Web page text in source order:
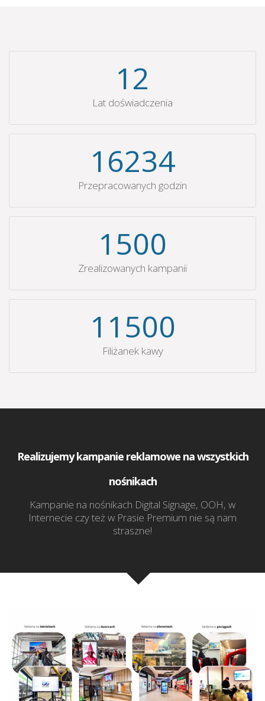
12
Lat doświadczenia
16234
Przepracowanych godzin
1500
Zrealizowanych kampanii
11500
Filiżanek kawy
Realizujemy kampanie reklamowe na wszystkich
nośnikach
Kampanie na nośnikach Digital Signage, OOH, w
Internecie czy też w Prasie Premium nie są nam
straszne!